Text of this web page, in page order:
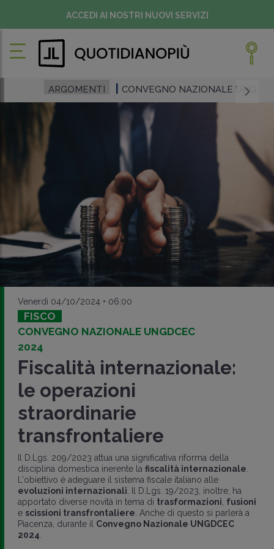
ACCEDI AI NOSTRI NUOVI SERVIZI
ARGOMENTI CONVEGNO NAZIONALE
Venerdì 04/10/2024 • 06:00
FISCO
CONVEGNO NAZIONALE UNGDCEC
2024
Fiscalità internazionale:
le operazioni
straordinarie
transfrontaliere
Il D.Lgs. 209/2023 attua una significativa riforma della
disciplina domestica inerente la fiscalità internazionale
L'obiettivo è adeguare il sistema fiscale italiano alle
evoluzioni internazionali . Il D.Lgs. 19/2023, inoltre, ha
apportato diverse novità in tema di trasformazioni fusioni
e scissioni transfrontaliere . Anche di questo si parlerà a
Piacenza, durante il Convegno Nazionale UNGDCEC
2024